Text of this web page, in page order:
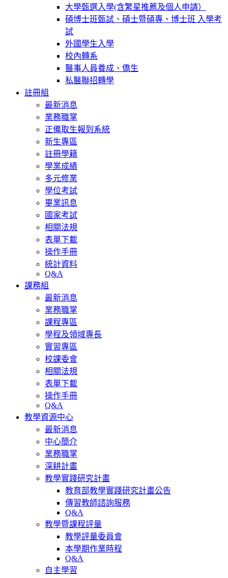
大學甄選入學(含繁星推薦及個人申請）
碩博士班甄試、碩士暨碩專、博士班 入學考
試
外國學生入學
校內轉系
醫事人員養成、僑生
私醫聯招轉學
註冊組
最新消息
業務職掌
正備取生報到系統
新生專區
註冊學籍
學業成績
多元修業
學位考試
畢業訊息
國家考試
相關法規
表單下載
操作手冊
統計資料
Q&A
課務組
最新消息
業務職掌
課程專區
學程及領域專長
實習專區
校課委會
相關法規
表單下載
操作手冊
Q&A
教學資源中心
最新消息
中心簡介
業務職掌
深耕計畫
教學實踐研究計畫
教育部教學實踐研究計畫公告
傳習教師諮詢服務
Q&A
教學暨課程評量
教學評量委員會
本學期作業時程
Q&A
自主學習